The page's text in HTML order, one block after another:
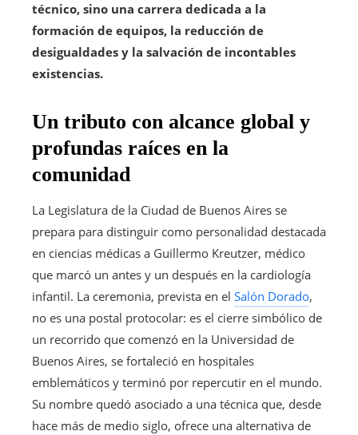
técnico, sino una carrera dedicada a la
formación de equipos, la reducción de
desigualdades y la salvación de incontables
existencias.
Un tributo con alcance global y
profundas raíces en la
comunidad
La Legislatura de la Ciudad de Buenos Aires se
prepara para distinguir como personalidad destacada
en ciencias médicas a Guillermo Kreutzer, médico
que marcó un antes y un después en la cardiología
infantil. La ceremonia, prevista en el Salón Dorado,
no es una postal protocolar: es el cierre simbólico de
un recorrido que comenzó en la Universidad de
Buenos Aires, se fortaleció en hospitales
emblemáticos y terminó por repercutir en el mundo.
Su nombre quedó asociado a una técnica que, desde
hace más de medio siglo, ofrece una alternativa de